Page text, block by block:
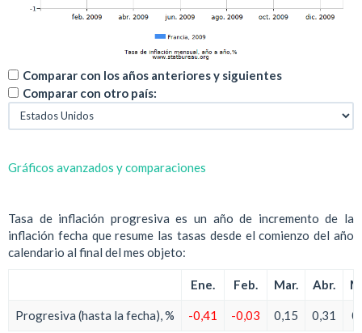
Comparar con los años anteriores y siguientes
Comparar con otro país:
Gráficos avanzados y comparaciones
Tasa de inflación progresiva es un año de incremento de la
inflación fecha que resume las tasas desde el comienzo del año
calendario al final del mes objeto:
Ene. Feb. Mar. Abr.
Progresiva (hasta la fecha), % -0,41 -0,03 0,15 0,31